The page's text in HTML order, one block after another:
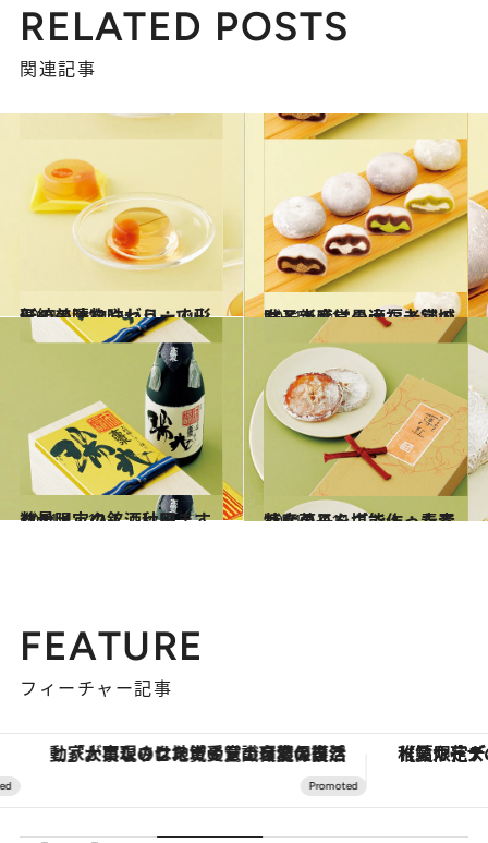
RELATED POSTS
関連記事
2011.12.11
伝統の漬物やゼリーで山形の美味を味わう：山形
グルメ 2011.12.11
女子土産に最適な老舗の味と新感覚の大福：宮城
グルメ
2011.12.11
数量限定の銘酒はいますぐチェック！：秋田
グルメ 2011.12.11
特産のりんごで作った素朴な菓子を堪能！：青森
グルメ
FEATURE
フィーチャー記事
「大事なのは地域の意識を変えること」。ロレックス賞受賞の自然保護活動家が実現させたナイジェリアの自然環境の復活 【夏限定ディナーコース】旬を